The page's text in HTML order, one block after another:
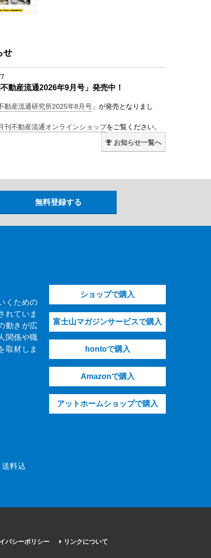
せ
不動産流通2026年9月号」発売中！
動産流通研究所2025年8月号 」が発売となりまし
刊不動産流通オンラインショップをご覧ください。
お知らせ一覧へ
くための
れていま
動きが広
関係や職
取材しま
料込
ショップで購入
富士山マガジンサービスで購入
hontoで購入
Amazonで購入
アットホームショップで購入
バシーポリシー リンクについて